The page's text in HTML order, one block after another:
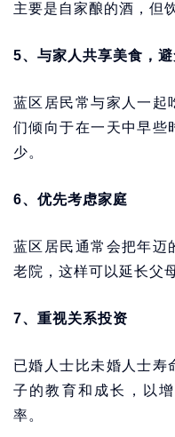
主要是自家酿的酒，但
5、与家人共享美食，
蓝区居民常与家人一起
们倾向于在一天中早些
少。
6、优先考虑家庭
蓝区居民通常会把年迈
老院，这样可以延长父
7、重视关系投资
已婚人士比未婚人士寿
子的教育和成长，以
率。